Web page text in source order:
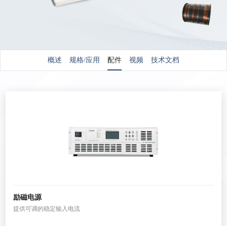
概述 规格/应用 配件 视频 技术文档
励磁电源
提供可调的稳定输入电流